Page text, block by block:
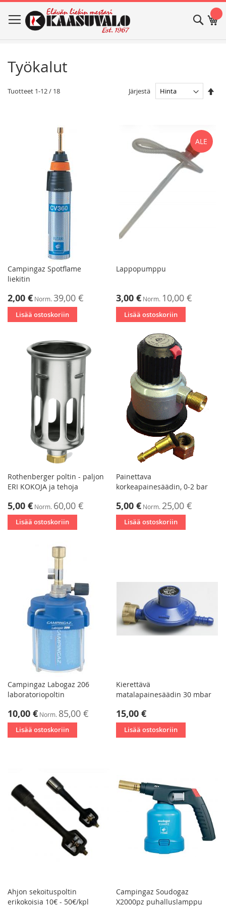
to
Content
Haku
Työkalut
Tuotteet 1-12/ 18 Järjestä
Campingaz Spotflame
liekitin
Tarjoushinta
2,00 € Norm.39,00 €
Lisää ostoskoriin
ALE
Lappopumppu
Tarjoushinta
3,00 € Norm. 10,00 €
Lisää ostoskoriin
Rothenberger poltin - paljon
ERI KOKOJA ja tehoja
Tarjoushinta
5,00 € Norm. 60,00 €
Lisää ostoskoriin
Painettava
korkeapainesäädin, 0-2 bar
Tarjoushinta
5,00 € Norm. 25,00 €
Lisää ostoskoriin
Campingaz Labogaz 206
laboratoriopoltin
Tarjoushinta
10,00 € Norm. 85,00 €
Lisää ostoskoriin
Kierettävä
matalapainesäädin 30 mbar
15,00 €
Lisää ostoskoriin
Ahjon sekoituspoltin
erikokoisia 10€ - 50€/kpl
Campingaz Soudogaz
X2000pz puhalluslamppu